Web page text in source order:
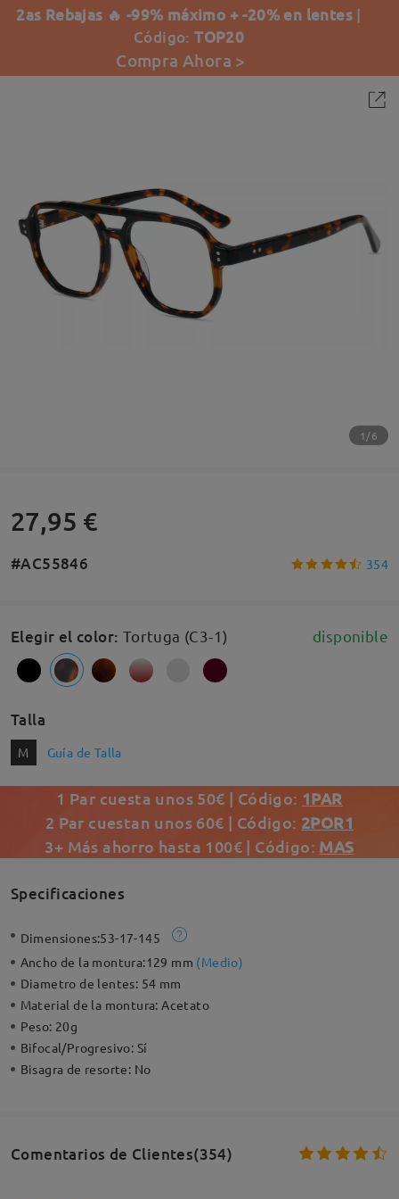
2as Rebajas 🔥 -99% máximo + -20% en lentes |
Código:TOP20
Compra Ahora >
1/6
27,95 €
#AC55846 354
Elegir el color: Tortuga (C3-1) disponible
Talla
M Guía de Talla
1 Par cuesta unos 50€ | Código: 1PAR
2 Par cuestan unos 60€ | Código: 2POR1
3+ Más ahorro hasta 100€ | Código: MAS
Specificaciones
Dimensiones:53-17-145
Ancho de la montura:129 mm (Medio)
Diametro de lentes: 54 mm
Material de la montura:Acetato
Peso: 20g
Bifocal/Progresivo: Sí
Bisagra de resorte: No
Comentarios de Clientes(354)